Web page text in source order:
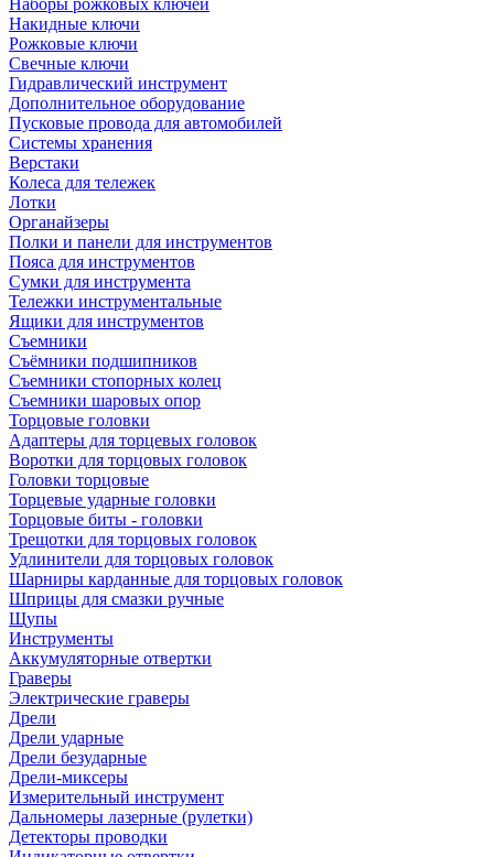
Наборы рожковых ключей
Накидные ключи
Рожковые ключи
Свечные ключи
Гидравлический инструмент
Дополнительное оборудование
Пусковые провода для автомобилей
Системы хранения
Верстаки
Колеса для тележек
Лотки
Органайзеры
Полки и панели для инструментов
Пояса для инструментов
Сумки для инструмента
Тележки инструментальные
Ящики для инструментов
Съемники
Съёмники подшипников
Съемники стопорных колец
Съемники шаровых опор
Торцовые головки
Адаптеры для торцевых головок
Воротки для торцовых головок
Головки торцовые
Торцевые ударные головки
Торцовые биты - головки
Трещотки для торцовых головок
Удлинители для торцовых головок
Шарниры карданные для торцовых головок
Шприцы для смазки ручные
Щупы
Инструменты
Аккумуляторные отвертки
Граверы
Электрические граверы
Дрели
Дрели ударные
Дрели безударные
Дрели-миксеры
Измерительный инструмент
Дальномеры лазерные (рулетки)
Детекторы проводки